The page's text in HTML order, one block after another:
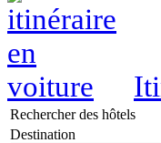
Rechercher des hôtels
Destination